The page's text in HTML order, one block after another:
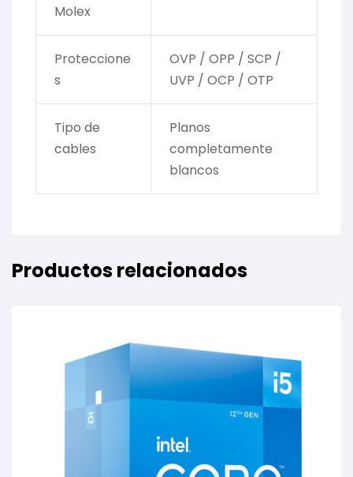
Molex
Proteccione
s
OVP / OPP / SCP /
UVP / OCP / OTP
Tipo de
cables
Planos
completamente
blancos
Productos relacionados